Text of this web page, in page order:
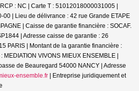
: NC | Carte T : 51012018000031005 |
00 | Lieu de délivrance : 42 rue Grande ETAPE
| Caisse de garantie financière : SOCAF.
| Adresse caisse de garantie : 26
PARIS | Montant de la garantie financière :
MEDIATION VIVONS MIEUX ENSEMBLE |
de Beauregard 54000 NANCY | Adresse
ensemble.fr | Entreprise juridiquement et